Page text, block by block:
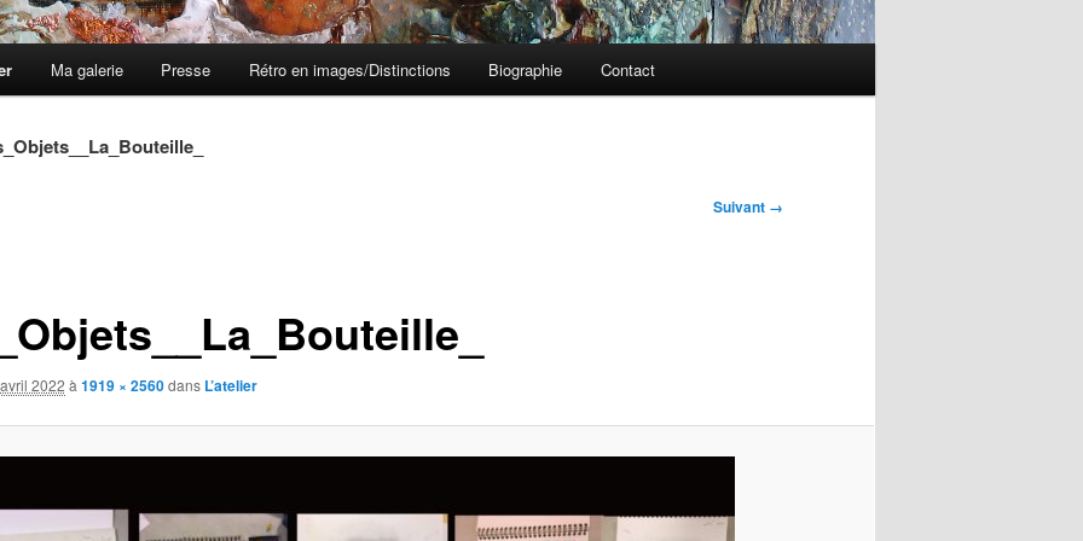
Ma galerie Presse Rétro en images/Distinctions Biographie Contact
Suivant →
2022 à 1919 × 2560dans L’atelier